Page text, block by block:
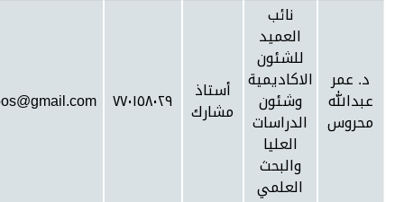
د. عمر
عبدالله
محروس
نائب
العميد
للشئون
الاكاديمية
وشئون
الدراسات
العليا
والبحث
العلمي
أستاذ
مشارك ٧٧٠١٥٨٠٢٩